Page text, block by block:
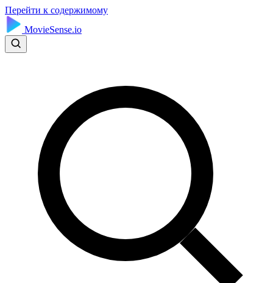
Перейти к содержимому
MovieSense.io